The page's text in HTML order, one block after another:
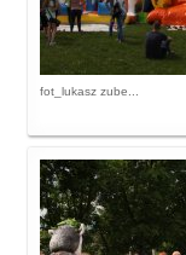
fot_lukasz zube...